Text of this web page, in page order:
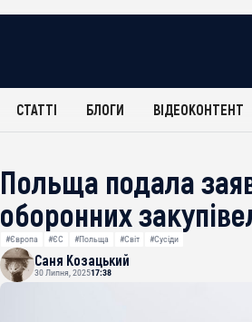
СТАТТІ БЛОГИ ВІДЕОКОНТЕНТ
Польща подала
оборонних
#Європа #ЄС #Польща #Світ #Сусіди
Саня Козацький
30 Липня, 202517:38